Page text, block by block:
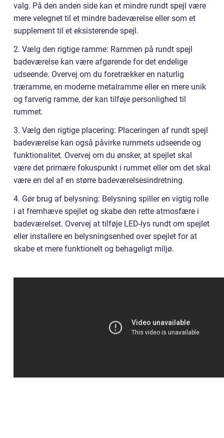
valg. På den anden side kan et mindre rundt spejl være
mere velegnet til et mindre badeværelse eller som et
supplement til et eksisterende spejl.
2. Vælg den rigtige ramme: Rammen på rundt spejl
badeværelse kan være afgørende for det endelige
udseende. Overvej om du foretrækker en naturlig
træramme, en moderne metalramme eller en mere unik
og farverig ramme, der kan tilføje personlighed til
rummet.
3. Vælg den rigtige placering: Placeringen af rundt spejl
badeværelse kan også påvirke rummets udseende og
funktionalitet. Overvej om du ønsker, at spejlet skal
være det primære fokuspunkt i rummet eller om det skal
være en del af en større badeværelsesindretning.
4. Gør brug af belysning: Belysning spiller en vigtig rolle
i at fremhæve spejlet og skabe den rette atmosfære i
badeværelset. Overvej at tilføje LED-lys rundt om spejlet
eller installere en belysningsenhed over spejlet for at
skabe et mere funktionelt og behageligt miljø.